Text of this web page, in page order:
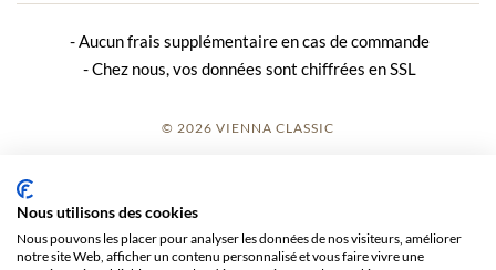
Aucun frais supplémentaire en cas de commande
Chez nous, vos données sont chiffrées en SSL
© 2026 VIENNA CLASSIC
Nous utilisons des cookies
Nous pouvons les placer pour analyser les données de nos visiteurs, améliorer
notre site Web, afficher un contenu personnalisé et vous faire vivre une